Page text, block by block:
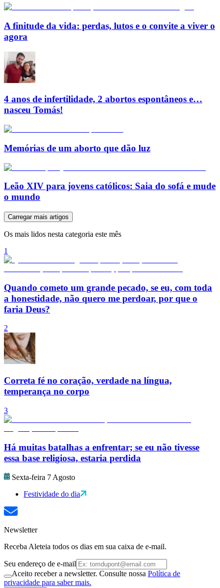
A finitude da vida: perdas, lutos e o convite a viver o
agora
4 anos de infertilidade, 2 abortos espontâneos e…
nasceu Tomás!
Memórias de um aborto que dão luz
Leão XIV para jovens católicos: Saia do sofá e mude
o mundo
Carregar mais artigos
Os mais lidos nesta categoria este mês
1
Quando cometo um grande pecado, se eu, com toda
a honestidade, não quero me perdoar, por que o
faria Deus?
2
Correta fé no coração, verdade na língua,
temperança no corpo
3
Há muitas batalhas a enfrentar; se eu não tivesse
essa base religiosa, estaria perdida
Sexta-feira 7 Agosto
Festividade do dia
Newsletter
Receba Aleteia todos os dias em sua caixa de e-mail.
Seu endereço de e-mail
Aceito receber a newsletter. Consulte nossa Política de
privacidade para saber mais.